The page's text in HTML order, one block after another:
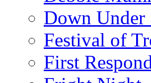
Down Under
Festival of
First